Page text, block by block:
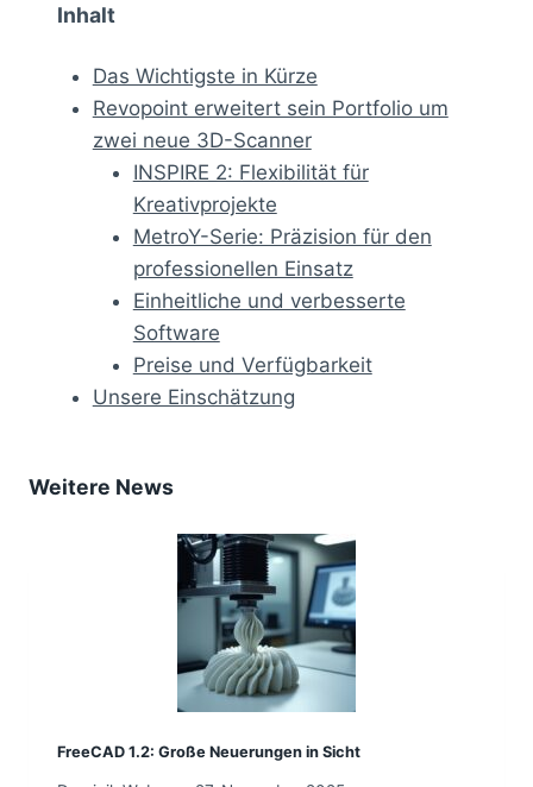
Inhalt
Das Wichtigste in Kürze
Revopoint erweitert sein Portfolio um
zwei neue 3D-Scanner
INSPIRE 2: Flexibilität für
Kreativprojekte
MetroY-Serie: Präzision für den
professionellen Einsatz
Einheitliche und verbesserte
Software
Preise und Verfügbarkeit
Unsere Einschätzung
Weitere News
FreeCAD 1.2: Große Neuerungen in Sicht